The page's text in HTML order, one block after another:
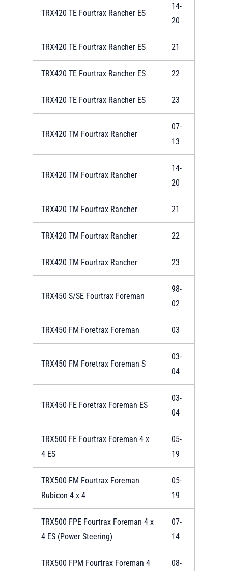
TRX420 TE Fourtrax Rancher ES
14-
20
TRX420 TE Fourtrax Rancher ES 21
TRX420 TE Fourtrax Rancher ES 22
TRX420 TE Fourtrax Rancher ES 23
TRX420 TM Fourtrax Rancher
07-
13
TRX420 TM Fourtrax Rancher
14-
20
TRX420 TM Fourtrax Rancher 21
TRX420 TM Fourtrax Rancher 22
TRX420 TM Fourtrax Rancher 23
TRX450 S/SE Fourtrax Foreman
98-
02
TRX450 FM Foretrax Foreman 03
TRX450 FM Foretrax Foreman S
03-
04
TRX450 FE Foretrax Foreman ES
03-
04
TRX500 FE Fourtrax Foreman 4 x
4 ES
05-
19
TRX500 FM Fourtrax Foreman
Rubicon 4 x 4
05-
19
TRX500 FPE Fourtrax Foreman 4 x
4 ES (Power Steering)
07-
14
TRX500 FPM Fourtrax Foreman 4
08-